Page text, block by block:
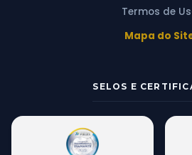
Termos de
Mapa do
SELOS E